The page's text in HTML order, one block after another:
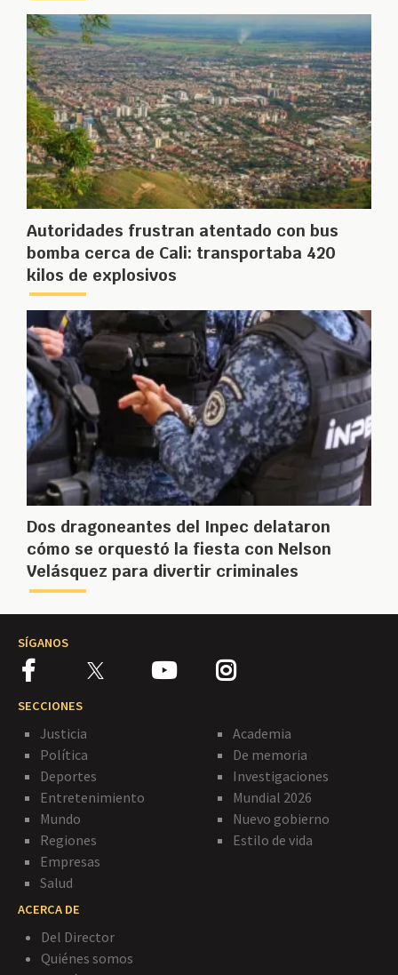
Autoridades frustran atentado con bus
bomba cerca de Cali: transportaba 420
kilos de explosivos
Dos dragoneantes del Inpec delataron
cómo se orquestó la fiesta con Nelson
Velásquez para divertir criminales
SÍGANOS
SECCIONES
Justicia
Política
Deportes
Entretenimiento
Mundo
Regiones
Empresas
Salud
Academia
De memoria
Investigaciones
Mundial 2026
Nuevo gobierno
Estilo de vida
ACERCA DE
Del Director
Quiénes somos